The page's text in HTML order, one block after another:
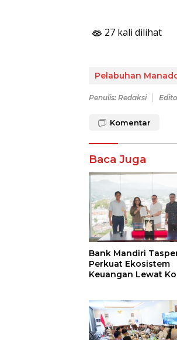
27 kali dilihat
Pelabuhan
Penulis: Redaksi
Komentar
Baca Juga
Bank Mandiri
Perkuat Ekosistem
Keuangan Lewat